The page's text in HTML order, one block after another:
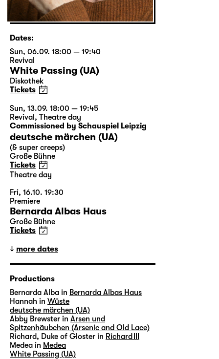
Dates:
Sun, 06.09. 18:00 — 19:40
Revival
White Passing (UA)
Diskothek
Tickets
Sun, 13.09. 18:00 — 19:45
Revival , Theatre day
Commissioned by Schauspiel Leipzig
deutsche märchen (UA)
(& super creeps)
Große Bühne
Tickets
Theatre day
Fri, 16.10. 19:30
Premiere
Bernarda Albas Haus
Große Bühne
Tickets
more dates
Productions
Bernarda Alba in Bernarda Albas Haus
Hannah in Wüste
deutsche märchen (UA)
Abby Brewster in Arsen und
Spitzenhäubchen (Arsenic and Old Lace)
Richard, Duke of Gloster in Richard III
Medea in Medea
White Passing (UA)